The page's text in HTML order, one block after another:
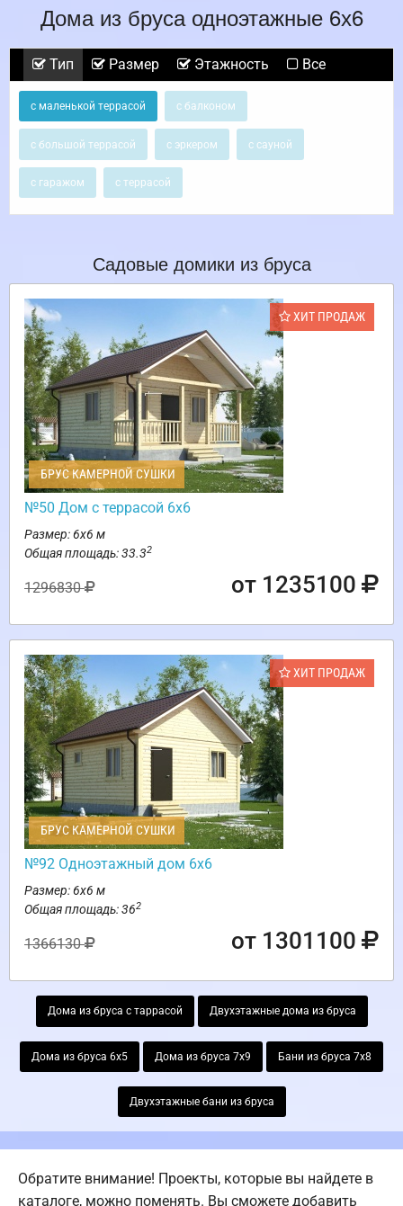
Дома из бруса одноэтажные 6х6
Тип Размер Этажность Все
с маленькой террасой с балконом
с большой террасой с эркером с сауной
с гаражом с террасой
Садовые домики из бруса
ХИТ ПРОДАЖ
БРУС КАМЕРНОЙ СУШКИ
№50 Дом с террасой 6х6
Размер: 6х6 м
Общая площадь: 33.32
1296830 от 1235100
ХИТ ПРОДАЖ
БРУС КАМЕРНОЙ СУШКИ
№92 Одноэтажный дом 6х6
Размер: 6х6 м
Общая площадь: 362
1366130 от 1301100
Дома из бруса с таррасой Двухэтажные дома из бруса
Дома из бруса 6х5 Дома из бруса 7х9 Бани из бруса 7х8
Двухэтажные бани из бруса
Обратите внимание! Проекты, которые вы найдете в
каталоге, можно поменять. Вы сможете добавить